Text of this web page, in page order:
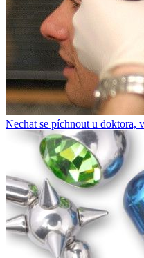
Nechat se píchnout u doktora,